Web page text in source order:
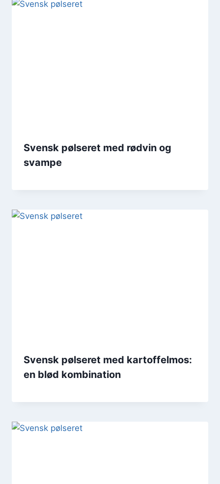
Svensk pølseret med rødvin og
svampe
Svensk pølseret med kartoffelmos:
en blød kombination